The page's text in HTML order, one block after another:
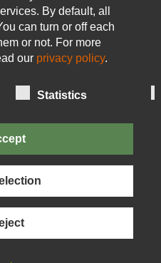
By default, all
can turn or off each
or not. For more
our privacy policy.
Statistics